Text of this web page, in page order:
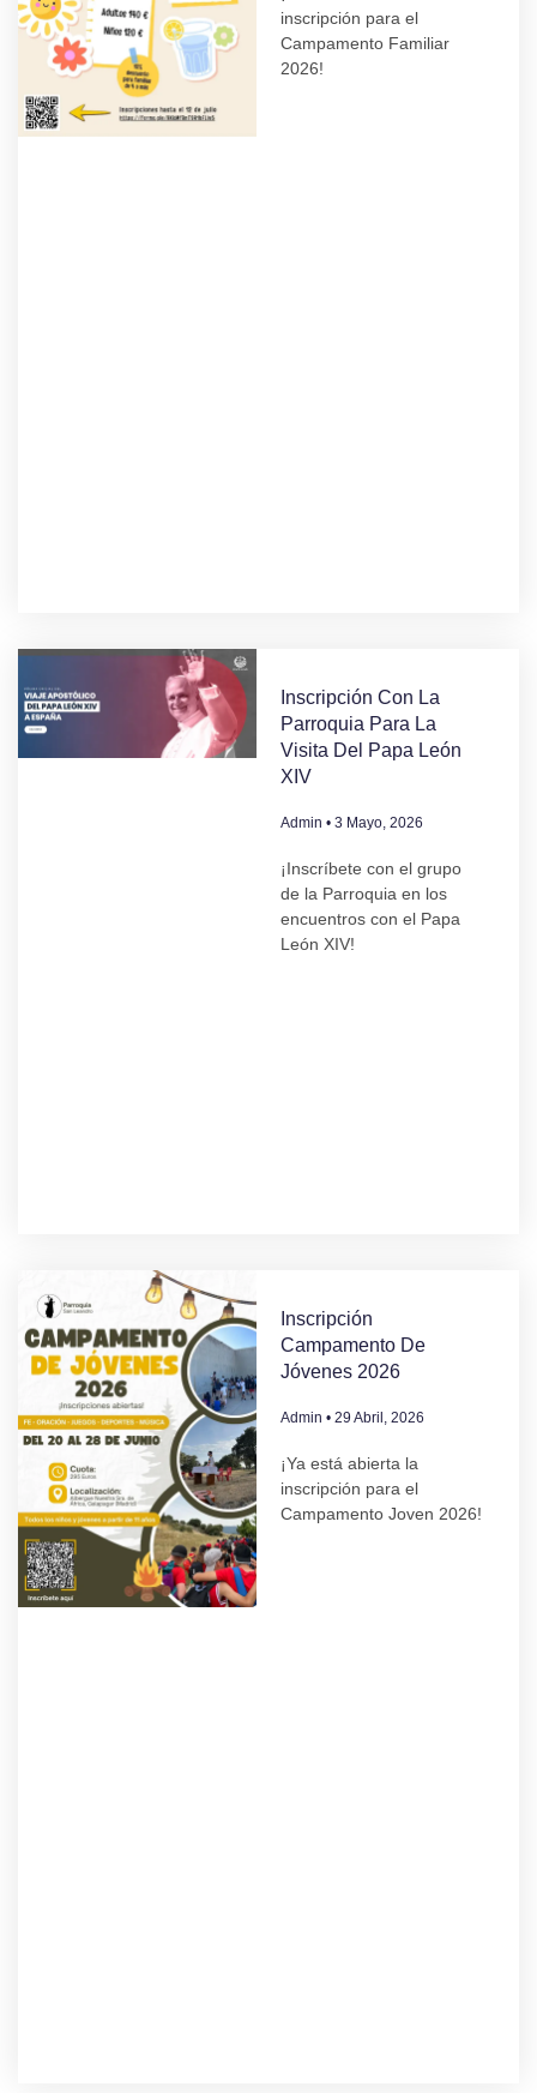
inscripción para el
Campamento Familiar
2026!
Inscripción Con La
Parroquia Para La
Visita Del Papa León
XIV
Admin 3 Mayo, 2026
¡Inscríbete con el grupo
de la Parroquia en los
encuentros con el Papa
León XIV!
Inscripción
Campamento De
Jóvenes 2026
Admin 29 Abril, 2026
¡Ya está abierta la
inscripción para el
Campamento Joven 2026!